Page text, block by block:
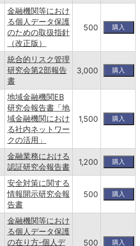
金融機関等におけ
る個人データ保護
のための取扱指針
（改正版）
500
統合的リスク管理
研究会第2部報告
書
3,000
地域金融機関EB
研究会報告書「地
域金融機関におけ
る社内ネットワー
クの活用」
1,500
金融業務における
認証研究会報告書
1,200
安全対策に関する
情報開示研究会報
告書
500
金融機関等におけ
る個人データ保護
の在り方-個人デ
500